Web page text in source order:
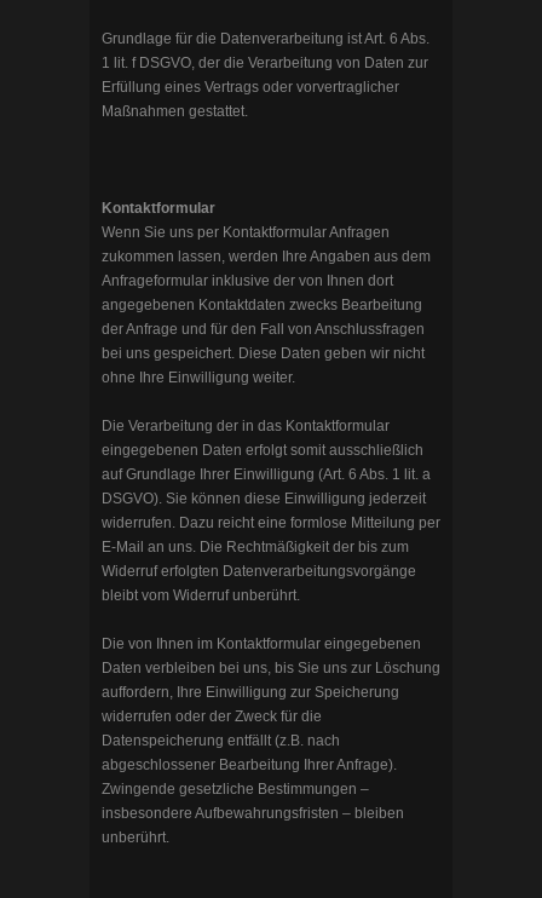
Grundlage für die Datenverarbeitung ist Art. 6 Abs.
1 lit. f DSGVO, der die Verarbeitung von Daten zur
Erfüllung eines Vertrags oder vorvertraglicher
Maßnahmen gestattet.
Kontaktformular
Wenn Sie uns per Kontaktformular Anfragen
zukommen lassen, werden Ihre Angaben aus dem
Anfrageformular inklusive der von Ihnen dort
angegebenen Kontaktdaten zwecks Bearbeitung
der Anfrage und für den Fall von Anschlussfragen
bei uns gespeichert. Diese Daten geben wir nicht
ohne Ihre Einwilligung weiter.
Die Verarbeitung der in das Kontaktformular
eingegebenen Daten erfolgt somit ausschließlich
auf Grundlage Ihrer Einwilligung (Art. 6 Abs. 1 lit. a
DSGVO). Sie können diese Einwilligung jederzeit
widerrufen. Dazu reicht eine formlose Mitteilung per
E-Mail an uns. Die Rechtmäßigkeit der bis zum
Widerruf erfolgten Datenverarbeitungsvorgänge
bleibt vom Widerruf unberührt.
Die von Ihnen im Kontaktformular eingegebenen
Daten verbleiben bei uns, bis Sie uns zur Löschung
auffordern, Ihre Einwilligung zur Speicherung
widerrufen oder der Zweck für die
Datenspeicherung entfällt (z.B. nach
abgeschlossener Bearbeitung Ihrer Anfrage).
Zwingende gesetzliche Bestimmungen –
insbesondere Aufbewahrungsfristen – bleiben
unberührt.